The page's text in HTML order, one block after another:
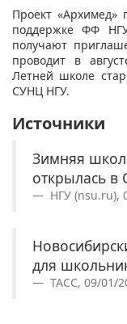
Проект
поддержке ФФ
получают
проводит в
Летней школе
СУНЦ НГУ.
Источники
Зимняя
открылась
НГУ (nsu.ru),
для
ТАСС, 09/01/